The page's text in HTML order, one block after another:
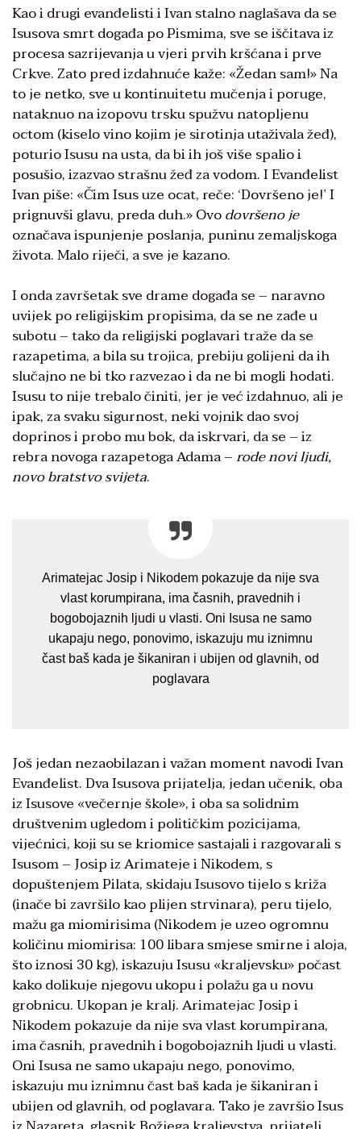
Kao i drugi evanđelisti i Ivan stalno naglašava da se
Isusova smrt događa po Pismima, sve se iščitava iz
procesa sazrijevanja u vjeri prvih kršćana i prve
Crkve. Zato pred izdahnuće kaže: «Žedan sam!» Na
to je netko, sve u kontinuitetu mučenja i poruge,
nataknuo na izopovu trsku spužvu natopljenu
octom (kiselo vino kojim je sirotinja utaživala žeđ),
poturio Isusu na usta, da bi ih još više spalio i
posušio, izazvao strašnu žeđ za vodom. I Evanđelist
Ivan piše: «Čim Isus uze ocat, reče: ‘Dovršeno je!’ I
prignuvši glavu, preda duh.» Ovodovršeno je
označava ispunjenje poslanja, puninu zemaljskoga
života. Malo riječi, a sve je kazano.
I onda završetak sve drame događa se – naravno
uvijek po religijskim propisima, da se ne zađe u
subotu – tako da religijski poglavari traže da se
razapetima, a bila su trojica, prebiju golijeni da ih
slučajno ne bi tko razvezao i da ne bi mogli hodati.
Isusu to nije trebalo činiti, jer je već izdahnuo, ali je
ipak, za svaku sigurnost, neki vojnik dao svoj
doprinos i probo mu bok, da iskrvari, da se – iz
rebra novoga razapetoga Adama –rode novi ljudi,
novo bratstvo svijeta.
Arimatejac Josip i Nikodem pokazuje da nije sva
vlast korumpirana, ima časnih, pravednih i
bogobojaznih ljudi u vlasti. Oni Isusa ne samo
ukapaju nego, ponovimo, iskazuju mu iznimnu
čast baš kada je šikaniran i ubijen od glavnih, od
poglavara
Još jedan nezaobilazan i važan moment navodi Ivan
Evanđelist. Dva Isusova prijatelja, jedan učenik, oba
iz Isusove «večernje škole», i oba sa solidnim
društvenim ugledom i političkim pozicijama,
vijećnici, koji su se kriomice sastajali i razgovarali s
Isusom – Josip iz Arimateje i Nikodem, s
dopuštenjem Pilata, skidaju Isusovo tijelo s križa
(inače bi završilo kao plijen strvinara), peru tijelo,
mažu ga miomirisima (Nikodem je uzeo ogromnu
količinu miomirisa: 100 libara smjese smirne i aloja,
što iznosi 30 kg), iskazuju Isusu «kraljevsku» počast
kako dolikuje njegovu ukopu i polažu ga u novu
grobnicu. Ukopan je kralj. Arimatejac Josip i
Nikodem pokazuje da nije sva vlast korumpirana,
ima časnih, pravednih i bogobojaznih ljudi u vlasti.
Oni Isusa ne samo ukapaju nego, ponovimo,
iskazuju mu iznimnu čast baš kada je šikaniran i
ubijen od glavnih, od poglavara. Tako je završio Isus